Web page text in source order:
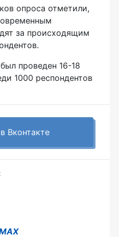
опроса отметили,
за происходящим
проведен 16-18
1000 респондентов
Вконтакте